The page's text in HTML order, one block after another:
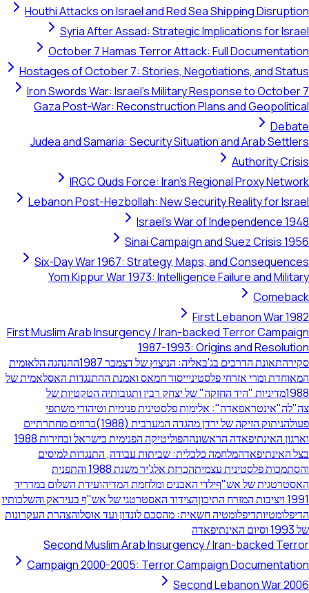
Houthi Attacks on Israel and Red Sea Shipping Disruption
Syria After Assad: Strategic Implications for Israel
October 7 Hamas Terror Attack: Full Documentation
Hostages of October 7: Stories, Negotiations, and Status
Iron Swords War: Israel's Military Response to October 7
Gaza Post-War: Reconstruction Plans and Geopolitical
Debate
Judea and Samaria: Security Situation and Arab Settlers
Authority Crisis
IRGC Quds Force: Iran's Regional Proxy Network
Lebanon Post-Hezbollah: New Security Reality for Israel
Israel's War of Independence 1948
Sinai Campaign and Suez Crisis 1956
Six-Day War 1967: Strategy, Maps, and Consequences
Yom Kippur War 1973: Intelligence Failure and Military
Comeback
First Lebanon War 1982
First Muslim Arab Insurgency / Iran-backed Terror Campaign
1987-1993: Origins and Resolution
סקירהתאונת הדרכים בג'באליה: הניצוץ של דצמבר 1987
ההנהגה הלאומית
המאוחדת ומרי אזרחי פלסטיניייסוד חמאס ואמנת ההתנגדות האסלאמית של
1988מדיניות "היד החזקה" של יצחק רבין ותגובותיה הטקטיות של
צה"לה"אינטראפאדה": אלימות פלסטינית פנימית וטיהורי משתפי
פעולהניתוק הזיקה של ירדן מהגדה המערבית (1988)
כרוזים מחתרתיים
וארגון האינתיפאדה הראשונה
הפוליטיקה הפנימית בישראל ובחירות 1988
בצל האינתיפאדהמלחמה כלכלית: שביתות עבודה, התנגדות למיסים
והסתמכות פלסטינית עצמית
הכרזת אלג'יר משנת 1988 והתפנית
האסטרטגית של אש"ףילדי האבנים ומלחמת המדיהועידת השלום במדריד
1991 ויציבות המזרח התיכון
הצידוד האסטרטגי של אש"ף בעיראק והשלכותיו
הדיפלומטיותדיפלומטיה חשאית: מהסכם לונדון ועד אוסלוהצהרת העקרונות
של 1993 וסיום האינתיפאדה
Second Muslim Arab Insurgency / Iran-backed Terror
Campaign 2000-2005: Terror Campaign Documentation
Second Lebanon War 2006